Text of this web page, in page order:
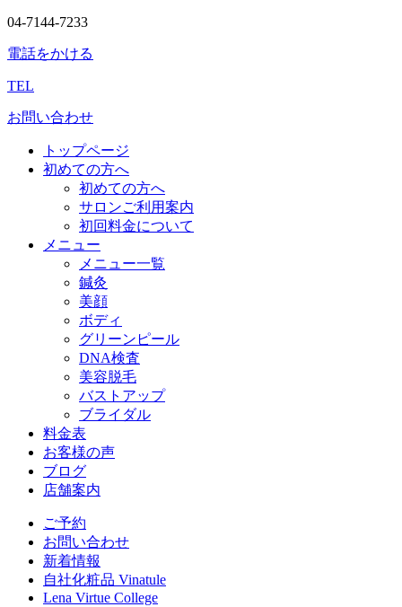
04-7144-7233
電話をかける
TEL
お問い合わせ
トップページ
初めての方へ
初めての方へ
サロンご利用案内
初回料金について
メニュー
メニュー一覧
鍼灸
美顔
ボディ
グリーンピール
DNA検査
美容脱毛
バストアップ
ブライダル
料金表
お客様の声
ブログ
店舗案内
ご予約
お問い合わせ
新着情報
自社化粧品 Vinatule
Lena Virtue College